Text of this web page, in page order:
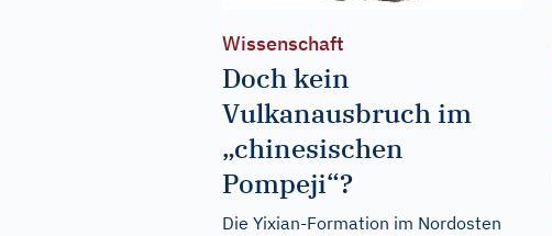
Wissenschaft
Doch kein
Vulkanausbruch im
„chinesischen
Pompeji“?
Die Yixian-Formation im Nordosten